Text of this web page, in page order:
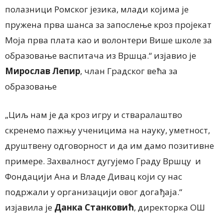
полазници Ромског језика, млади којима је
пружена прва шанса за запослење кроз пројекат
Моја прва плата као и волонтери Више школе за
образовање васпитача из Вршца.“ изјавио је
МирославЛепир, члан Градског већа за
образовање
„Циљ нам је да кроз игру и стваралаштво
скренемо пажњу ученицима на науку, уметност,
друштвену одговорност и да им дамо позитивне
примере. Захвалност дугујемо Граду Вршцу и
Фондацији Ана и Владе Дивац који су нас
подржали у организацији овог догађаја.“
изјавила је Данка Станковић, директорка ОШ